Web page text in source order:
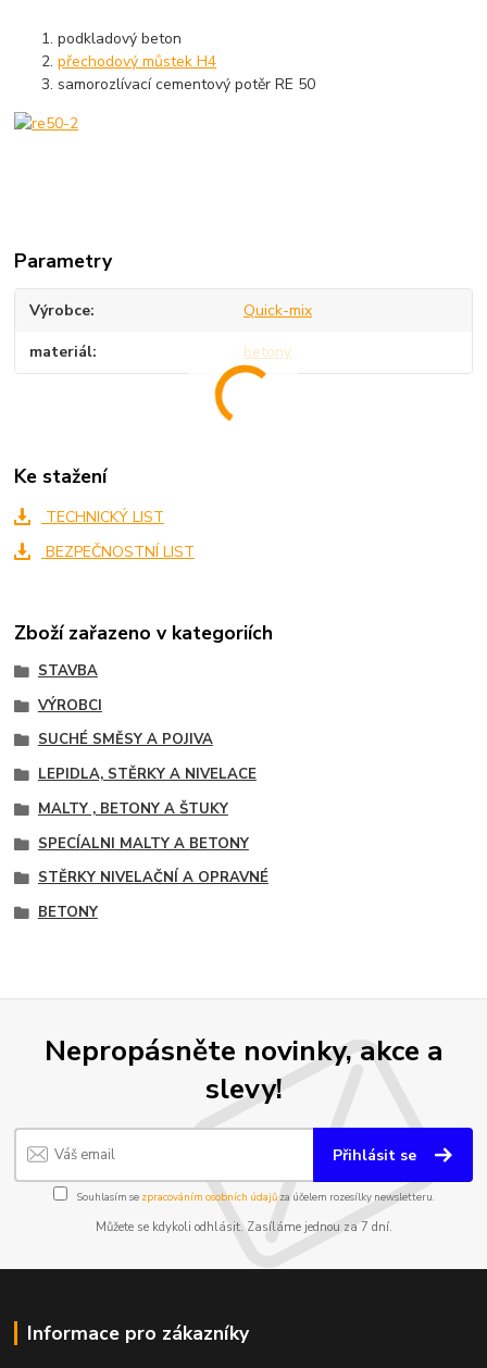
podkladový beton
přechodový můstek H4
samorozlívací cementový potěr RE 50
Parametry
Výrobce Quick-mix
materiál betony
Ke stažení
TECHNICKÝ LIST
BEZPEČNOSTNÍ LIST
Zboží zařazeno v kategoriích
STAVBA
VÝROBCI
SUCHÉ SMĚSY A POJIVA
LEPIDLA, STĚRKY A NIVELACE
MALTY , BETONY A ŠTUKY
SPECÍALNI MALTY A BETONY
STĚRKY NIVELAČNÍ A OPRAVNÉ
BETONY
Nepropásněte novinky, akce a
slevy!
Přihlásit se
Souhlasím se zpracováním osobních údajůza účelem rozesílky newsletteru.
Můžete se kdykoli odhlásit. Zasíláme jednou za 7 dní.
Informace pro zákazníky